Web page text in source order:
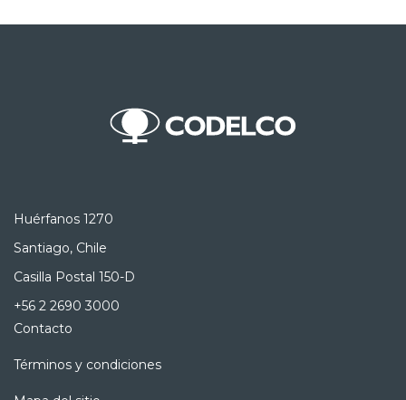
Huérfanos 1270
Santiago, Chile
Casilla Postal 150-D
+56 2 2690 3000
Contacto
Términos y condiciones